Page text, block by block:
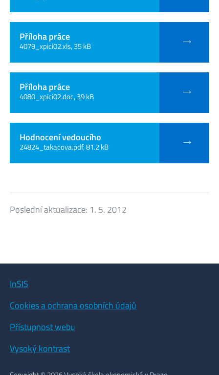
Příloha práce
4079_xpici02.xls, 35 kB
Příloha práce
4080_xpici02.doc, 39 kB
Hodnocení vedoucího
24824_takacova.pdf, 81.2 kB
Poslední aktualizace: 1. 5. 2012
InSIS
Cookies a ochrana osobních údajů
Přístupnost webu
Vysoký kontrast